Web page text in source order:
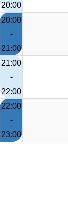
20:00
20:00
-
21:00
21:00
-
22:00
22:00
-
23:00